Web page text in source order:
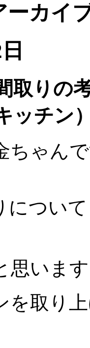
ーカイ
取り
ッチン
ちゃん
につい
思いま
を取り